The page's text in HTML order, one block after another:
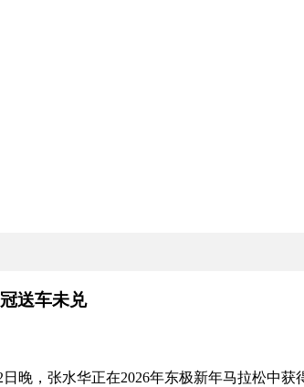
送车未兑
，张水华正在2026年东极新年马拉松中获